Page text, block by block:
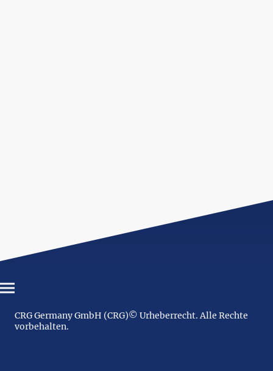
CRG Germany GmbH (CRG)© Urheberrecht. Alle Rechte
vorbehalten.